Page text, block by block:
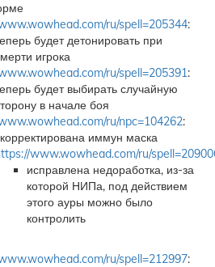
ru/spell=205344:
будет детонировать при
игрока
ru/spell=205391:
будет выбирать случайную
в начале боя
ru/npc=104262:
иммун маска
www.wowhead.com/ru/
исправлена недоработка, из-за
которой НИПа, под действием
этого ауры можно было
контролить
ru/spell=212997: